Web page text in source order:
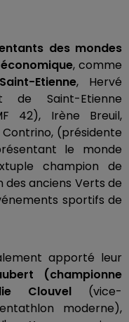
des mondes
, comme
Etienne, Hervé
de Saint-Etienne
42), Irène Breuil,
Contrino, (présidente
le monde
champion de
des anciens Verts de
sportifs de
apporté leur
(championne
Clouvel (vice-
moderne),